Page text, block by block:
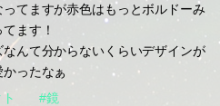
てますが赤色はもっとボルドーみ
ます！
んて分からないくらいデザインが
ったなぁ
#鏡